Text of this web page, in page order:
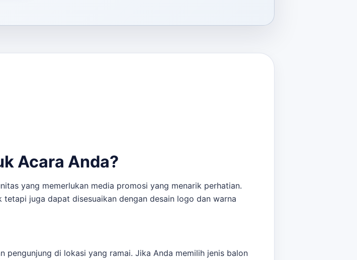
Acara Anda?
yang memerlukan media promosi yang menarik perhatian.
juga dapat disesuaikan dengan desain logo dan warna
pengunjung di lokasi yang ramai. Jika Anda memilih jenis balon